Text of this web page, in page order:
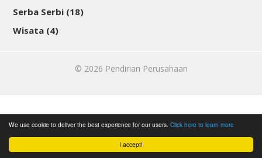
I accept!
We use cookie to deliver the best experience for our users. Click here to learn more
Serba Serbi (18)
Wisata (4)
© 2026 Pendirian Perusahaan